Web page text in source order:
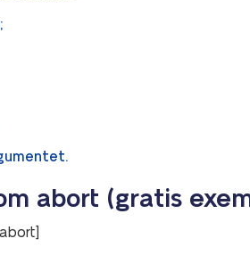
abort (gratis